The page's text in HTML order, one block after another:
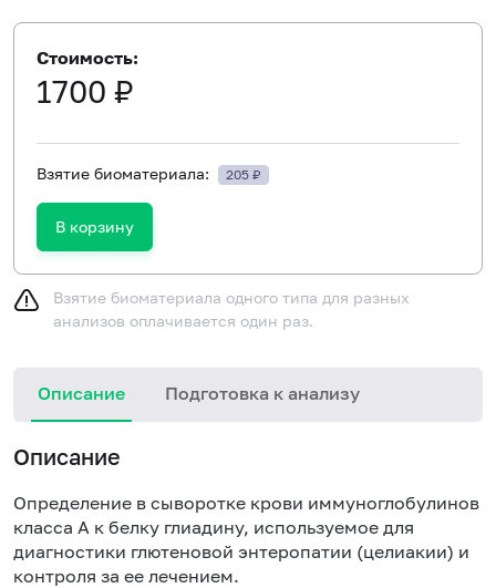
Стоимость:
1700 ₽
Взятие биоматериала: 205 ₽
В корзину
Взятие биоматериала одного типа для разных
анализов оплачивается один раз.
Описание Подготовка к анализу
Описание
Определение в сыворотке крови иммуноглобулинов
класса А к белку глиадину, используемое для
диагностики глютеновой энтеропатии (целиакии) и
контроля за ее лечением.